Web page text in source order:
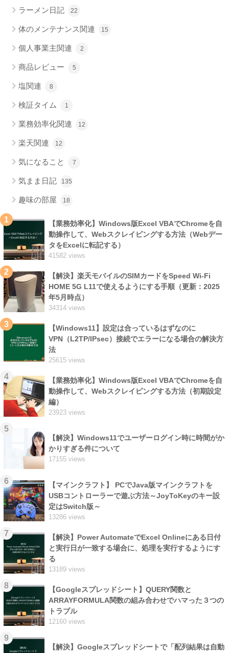
ラーメン日記 22
体のメンテナンス関連 15
個人事業主関連 2
商品レビュー 5
塩関連 8
検証タイム 1
業務効率化関連 12
楽天関連 12
気になること 7
気まま日記 135
趣味の部屋 18
1
【業務効率化】Windows版Excel VBAでChromeを自
動操作して、Webスクレイピングする方法（Webデー
タをExcelに転記する）
41582 views
2
【解決】楽天モバイルのSIMカードをSpeed Wi-Fi
HOME 5G L11で使えるようにする手順（更新：2025
年5月時点）
34314 views
3
【Windows11】設定は合っているはずなのに
VPN（L2TP/IPsec）接続でエラーになる場合の解決方
法
25615 views
4
【業務効率化】Windows版Excel VBAでChromeを自
動操作して、Webスクレイピングする方法（初期設定
編）
23923 views
5
【解決】Windows11でユーザーログイン時に時間がか
かりすぎる件について
17155 views
6
【マインクラフト】 PCでJava版マインクラフトを
USBコントローラーで遊ぶ方法～JoyToKeyのキー設
定はSwitch版～
13286 views
7
【解決】Power AutomateでExcel Onlineにある日付
と実行日が一致する場合に、処理を実行するようにす
る
13189 views
8
【Googleスプレッドシート】QUERY関数と
ARRAYFORMULA関数の組み合わせでハマった３つの
トラブル
12160 views
9
【解決】Googleスプレッドシートで「配列結果は自動